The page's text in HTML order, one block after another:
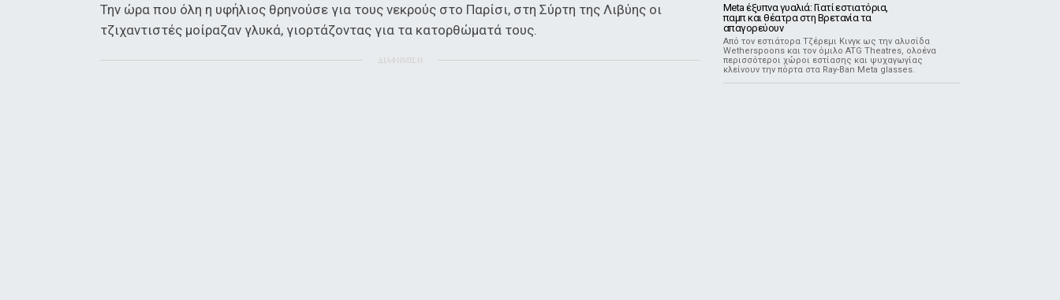
Την ώρα που όλη η υφήλιος θρηνούσε για τους νεκρούς στο Παρίσι, στη Σύρτη της Λιβύης οι
τζιχαντιστές μοίραζαν γλυκά, γιορτάζοντας για τα κατορθώματά τους.
ΔΙΑΦΗΜΙΣΗ
Meta έξυπνα γυαλιά: Γιατί εστιατόρια,
παμπ και θέατρα στη Βρετανία τα
απαγορεύουν
Από τον εστιάτορα Τζέρεμι Κινγκ ως την αλυσίδα
Wetherspoons και τον όμιλο ATG Theatres, ολοένα
περισσότεροι χώροι εστίασης και ψυχαγωγίας
κλείνουν την πόρτα στα Ray-Ban Meta glasses.